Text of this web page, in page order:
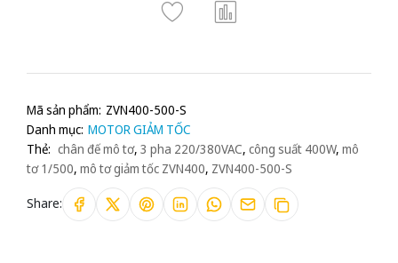
Mã sản phẩm: ZVN400-500-S
Danh mục: MOTOR GIẢM TỐC
Thẻ: chân đế mô tơ, 3 pha 220/380VAC, công suất 400W, mô
tơ 1/500, mô tơ giảm tốc ZVN400, ZVN400-500-S
Share: